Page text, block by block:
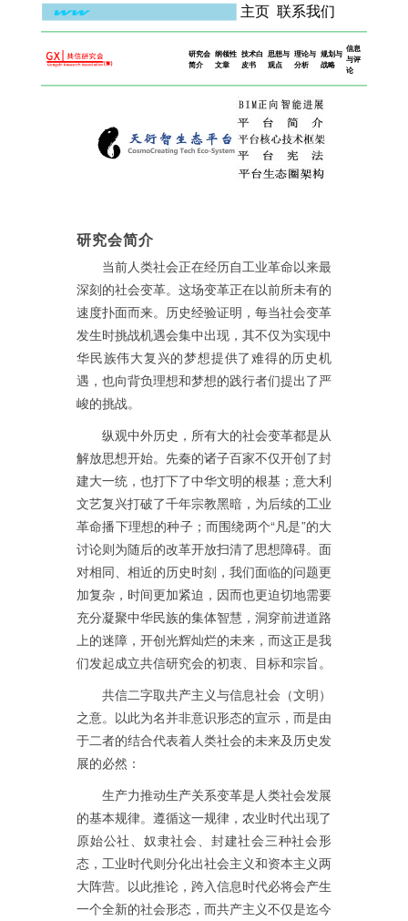
主页 联系我们
研究会
简介
纲领性
文章
技术白
皮书
思想与
观点
理论与
分析
规划与
战略
信息
与评
论
研究会简介
当前人类社会正在经历自工业革命以来最
深刻的社会变革。这场变革正在以前所未有的
速度扑面而来。历史经验证明，每当社会变革
发生时挑战机遇会集中出现，其不仅为实现中
华民族伟大复兴的梦想提供了难得的历史机
遇，也向背负理想和梦想的践行者们提出了严
峻的挑战。
纵观中外历史，所有大的社会变革都是从
解放思想开始。先秦的诸子百家不仅开创了封
建大一统，也打下了中华文明的根基；意大利
文艺复兴打破了千年宗教黑暗，为后续的工业
革命播下理想的种子；而围绕两个“凡是”的大
讨论则为随后的改革开放扫清了思想障碍。面
对相同、相近的历史时刻，我们面临的问题更
加复杂，时间更加紧迫，因而也更迫切地需要
充分凝聚中华民族的集体智慧，洞穿前进道路
上的迷障，开创光辉灿烂的未来，而这正是我
们发起成立共信研究会的初衷、目标和宗旨。
共信二字取共产主义与信息社会（文明）
之意。以此为名并非意识形态的宣示，而是由
于二者的结合代表着人类社会的未来及历史发
展的必然：
生产力推动生产关系变革是人类社会发展
的基本规律。遵循这一规律，农业时代出现了
原始公社、奴隶社会、封建社会三种社会形
态，工业时代则分化出社会主义和资本主义两
大阵营。以此推论，跨入信息时代必将会产生
一个全新的社会形态，而共产主义不仅是迄今